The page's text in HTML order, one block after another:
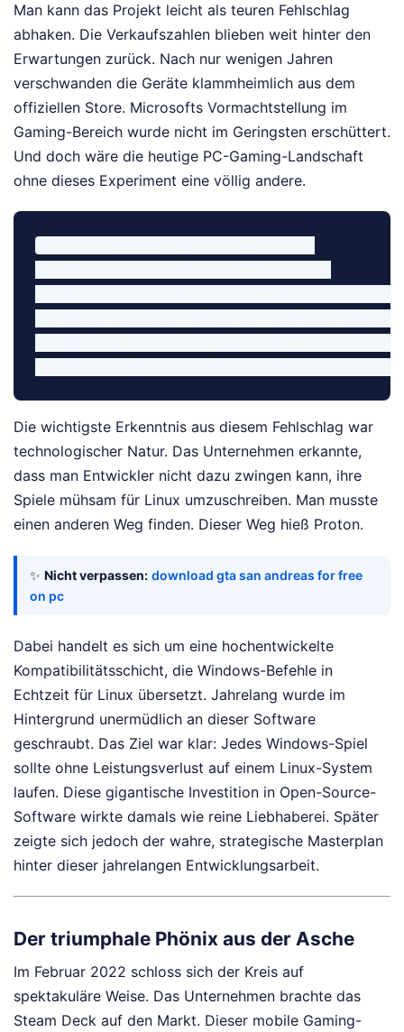
Man kann das Projekt leicht als teuren Fehlschlag
abhaken. Die Verkaufszahlen blieben weit hinter den
Erwartungen zurück. Nach nur wenigen Jahren
verschwanden die Geräte klammheimlich aus dem
offiziellen Store. Microsofts Vormachtstellung im
Gaming-Bereich wurde nicht im Geringsten erschüttert.
Und doch wäre die heutige PC-Gaming-Landschaft
ohne dieses Experiment eine völlig andere.
Die wichtigste Erkenntnis aus diesem Fehlschlag war
technologischer Natur. Das Unternehmen erkannte,
dass man Entwickler nicht dazu zwingen kann, ihre
Spiele mühsam für Linux umzuschreiben. Man musste
einen anderen Weg finden. Dieser Weg hieß Proton.
✨ Nicht verpassen: download gta san andreas for free
on pc
Dabei handelt es sich um eine hochentwickelte
Kompatibilitätsschicht, die Windows-Befehle in
Echtzeit für Linux übersetzt. Jahrelang wurde im
Hintergrund unermüdlich an dieser Software
geschraubt. Das Ziel war klar: Jedes Windows-Spiel
sollte ohne Leistungsverlust auf einem Linux-System
laufen. Diese gigantische Investition in Open-Source-
Software wirkte damals wie reine Liebhaberei. Später
zeigte sich jedoch der wahre, strategische Masterplan
hinter dieser jahrelangen Entwicklungsarbeit.
Der triumphale Phönix aus der Asche
Im Februar 2022 schloss sich der Kreis auf
spektakuläre Weise. Das Unternehmen brachte das
Steam Deck auf den Markt. Dieser mobile Gaming-